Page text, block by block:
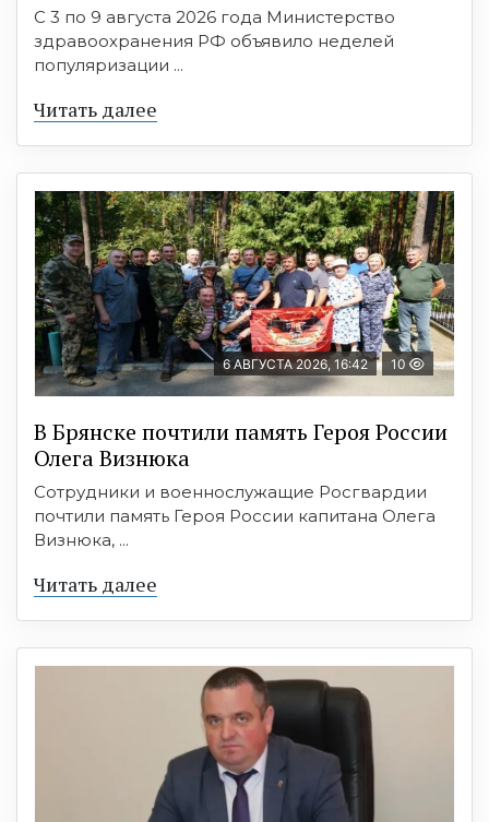
С 3 по 9 августа 2026 года Министерство
здравоохранения РФ объявило неделей
популяризации ...
Читать далее
6 АВГУСТА 2026, 16:42 10
В Брянске почтили память Героя России
Олега Визнюка
Сотрудники и военнослужащие Росгвардии
почтили память Героя России капитана Олега
Визнюка, ...
Читать далее